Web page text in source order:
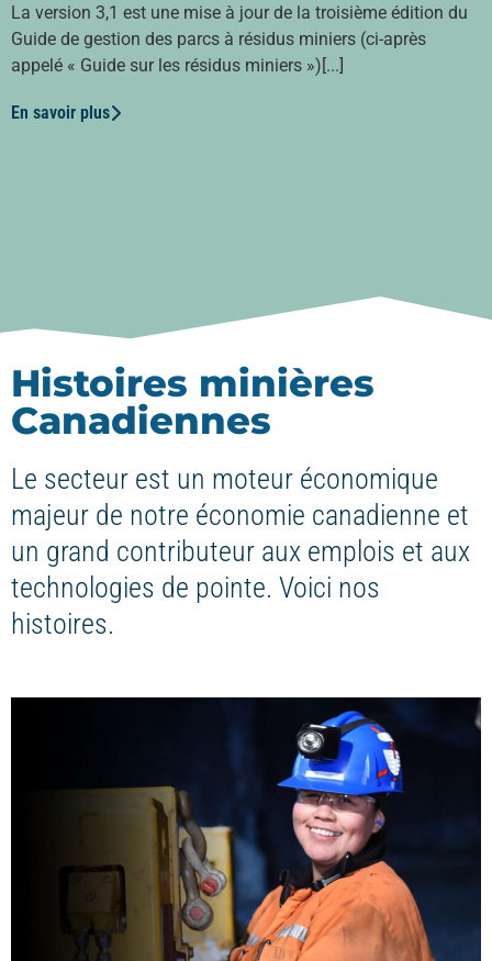
La version 3,1 est une mise à jour de la troisième édition du
Guide de gestion des parcs à résidus miniers (ci-après
appelé « Guide sur les résidus miniers »)[...]
En savoir plus
Histoires minières
Canadiennes
Le secteur est un moteur économique
majeur de notre économie canadienne et
un grand contributeur aux emplois et aux
technologies de pointe. Voici nos
histoires.